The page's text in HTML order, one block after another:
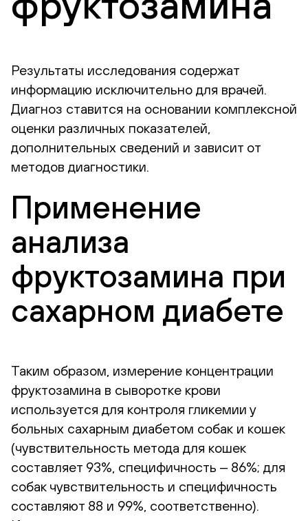
Результаты исследования содержат
информацию исключительно для врачей.
Диагноз ставится на основании комплексной
оценки различных показателей,
дополнительных сведений и зависит от
методов диагностики.
Применение
анализа
фруктозамина при
сахарном диабете
Таким образом, измерение концентрации
фруктозамина в сыворотке крови
используется для контроля гликемии у
больных сахарным диабетом собак и кошек
(чувствительность метода для кошек
составляет 93%, специфичность ‒ 86%; для
собак чувствительность и специфичность
составляют 88 и 99%, соответственно).